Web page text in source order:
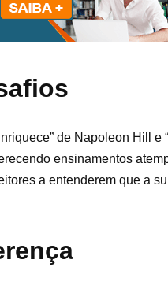
de Napoleon Hill e
ensinamentos
a entenderem que a